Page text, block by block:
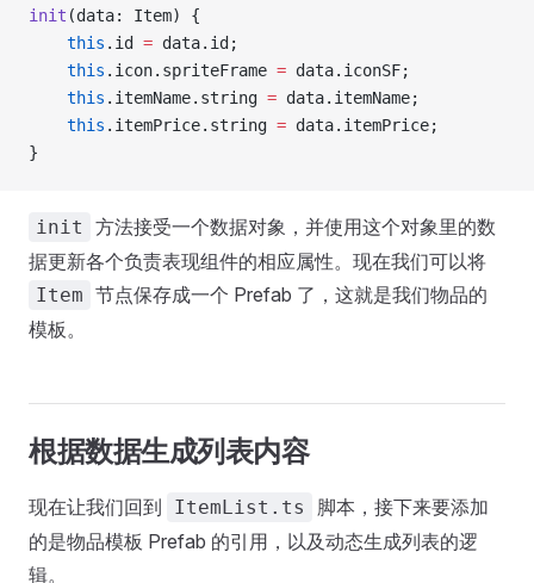
init (data: Item) {
    this
.id = data.id;
    this
.icon.spriteFrame = data.iconSF;
    this
.itemName.string = data.itemName;
    this
.itemPrice.string = data.itemPrice;
}
init
方法接受一个数据对象，并使用这个对象里的数
据更新各个负责表现组件的相应属性。现在我们可以将
Item 节点保存成一个 Prefab 了，这就是我们物品的
模板。
根据数据生成列表内容
现在让我们回到 ItemList.ts
脚本，接下来要添加
的是物品模板 Prefab 的引用，以及动态生成列表的逻
辑。